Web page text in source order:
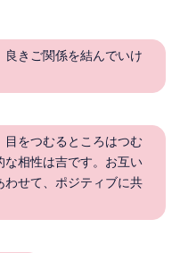
きご関係を結んでいけ
目をつむるところはつむ
な相性は吉です。お互い
わせて、ポジティブに共